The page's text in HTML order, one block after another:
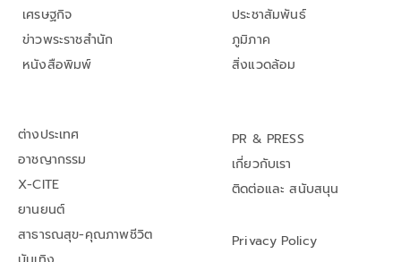
เศรษฐกิจ
ข่าวพระราชสำนัก
หนังสือพิมพ์
ประชาสัมพันธ์
ภูมิภาค
สิ่งแวดล้อม
ต่างประเทศ
อาชญากรรม
X-CITE
ยานยนต์
สาธารณสุข-คุณภาพชีวิต
PR & PRESS
เกี่ยวกับเรา
ติดต่อและ สนับสนุน
Privacy Policy